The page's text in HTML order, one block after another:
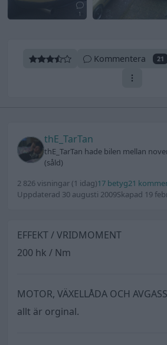
1
Kommentera 21
thE_TarTan
thE_TarTan hade bilen mellan
(såld)
2 826 visningar (1 idag)17 betyg21
Uppdaterad 30 augusti 2009Skapad 19
EFFEKT / VRIDMOMENT
200 hk / Nm
MOTOR, VÄXELLÅDA OCH
allt är orginal.